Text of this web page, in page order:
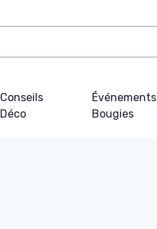
Conseils
Déco
Événements
Bougies